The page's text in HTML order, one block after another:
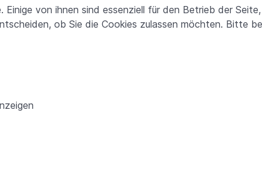
Einige von ihnen sind essenziell für den Betrieb der
ob Sie die Cookies zulassen möchten. Bitte